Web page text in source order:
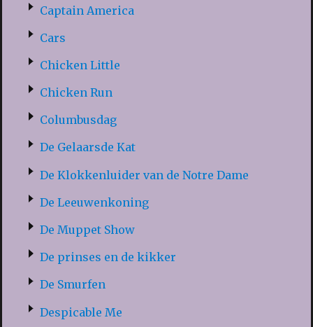
Captain America
Cars
Chicken Little
Chicken Run
Columbusdag
De Gelaarsde Kat
De Klokkenluider van de Notre Dame
De Leeuwenkoning
De Muppet Show
De prinses en de kikker
De Smurfen
Despicable Me